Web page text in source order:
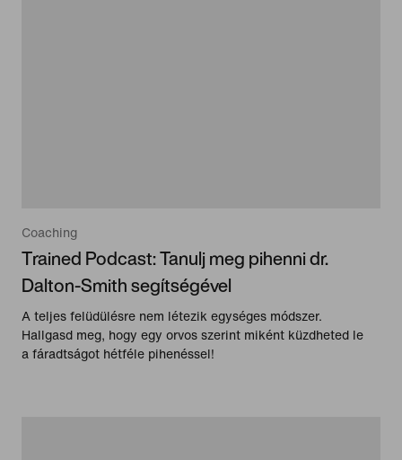
Coaching
Trained Podcast: Tanulj meg pihenni dr.
Dalton-Smith segítségével
A teljes felüdülésre nem létezik egységes módszer.
Hallgasd meg, hogy egy orvos szerint miként küzdheted le
a fáradtságot hétféle pihenéssel!